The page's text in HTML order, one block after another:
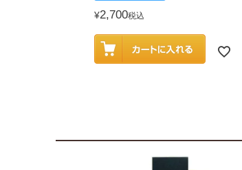
¥2,700税込